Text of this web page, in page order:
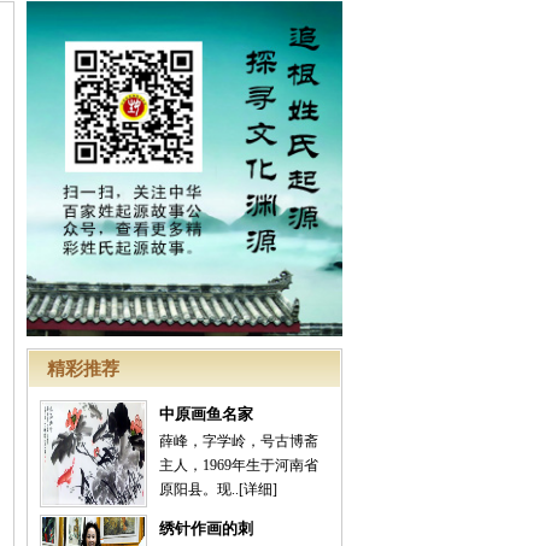
精彩推荐
中原画鱼名家
薛峰，字学岭，号古博斋
主人，1969年生于河南省
原阳县。现..[详细]
绣针作画的刺